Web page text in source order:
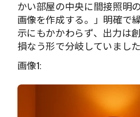
かい部屋の中央に間接照明
画像を作成する。」明確で
示にもかかわらず、出力は
損なう形で分岐していました
画像1: